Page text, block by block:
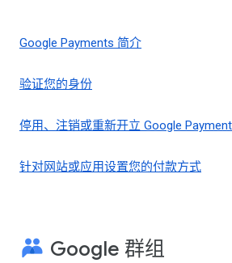
Google Payments 简介
验证您的身份
停用、注销或重新开立 Google
针对网站或应用设置您的付款方式
Google 群组